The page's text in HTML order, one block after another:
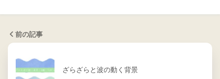
前の記事
ざらざらと波の動く背景